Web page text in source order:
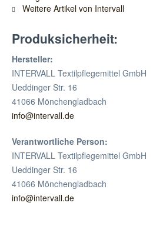
Weitere Artikel von Intervall
Produksicherheit:
Hersteller:
INTERVALL Textilpflegemittel GmbH
Ueddinger Str. 16
41066 Mönchengladbach
info@intervall.de
Verantwortliche Person:
INTERVALL Textilpflegemittel GmbH
Ueddinger Str. 16
41066 Mönchengladbach
info@intervall.de